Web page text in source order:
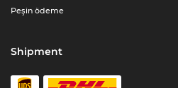
Peşin ödeme
Shipment